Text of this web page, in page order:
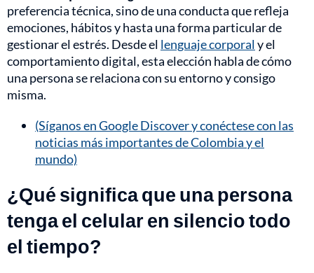
preferencia técnica, sino de una conducta que refleja
emociones, hábitos y hasta una forma particular de
gestionar el estrés. Desde el lenguaje corporaly el
comportamiento digital, esta elección habla de cómo
una persona se relaciona con su entorno y consigo
misma.
(Síganos en Google Discover y conéctese con las
noticias más importantes de Colombia y el
mundo)
¿Qué significa que una persona
tenga el celular en silencio todo
el tiempo?